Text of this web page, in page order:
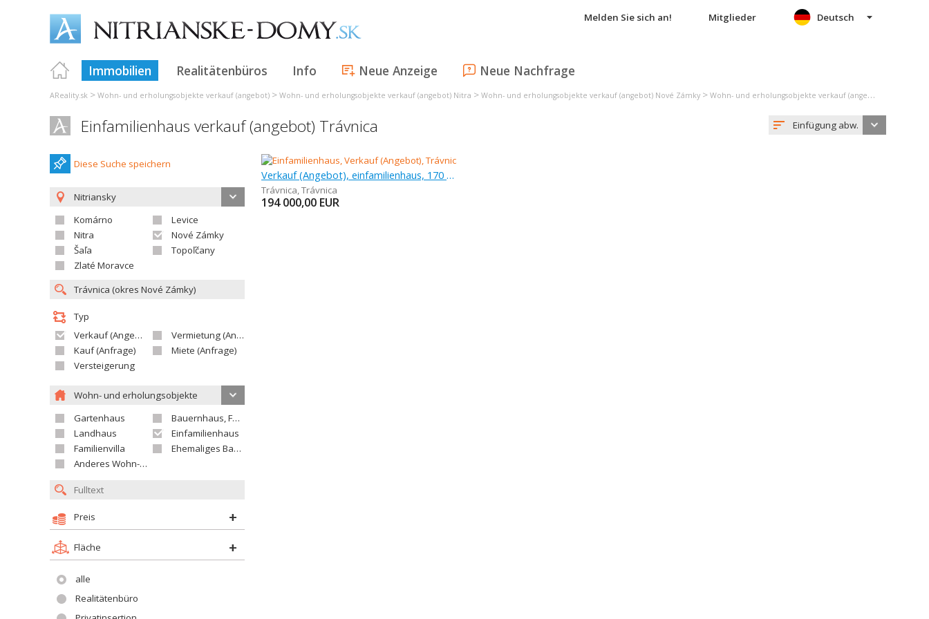
Melden Sie sich an! Mitglieder
Immobilien Realitätenbüros Info Neue Anzeige Neue Nachfrage
Deutsch
AReality.sk > Wohn- und erholungsobjekte verkauf (angebot) > Wohn- und erholungsobjekte verkauf (angebot) Nitra > Wohn- und erholungsobjekte verkauf (angebot) Nové Zámky > Wohn- und erholungsobjekte verkauf (angebot) Trávnica
Einfamilienhaus verkauf (angebot) Trávnica Einfügung abw.
Diese Suche speichern
Nitriansky
Komárno
Levice
Nitra
Nové Zámky
Šaľa
Topoľčany
Zlaté Moravce
Typ
Verkauf (Angebot)
Vermietung (Angebot)
Kauf (Anfrage)
Miete (Anfrage)
Versteigerung
Wohn- und erholungsobjekte
Gartenhaus
Bauernhaus, Ferienhaus
Landhaus
Einfamilienhaus
Familienvilla
Ehemaliges Bauerngut
Anderes Wohn- oder Ferienobjekt
Preis
Fläche
alle
Realitätenbüro
Verkauf (Angebot), einfamilienhaus, 170 m
Trávnica,Trávnica
194 000,00 EUR